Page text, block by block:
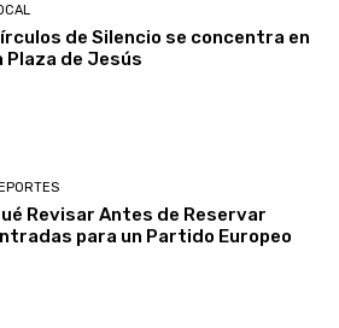
de Silencio se concentra en
Plaza de Jesús
Revisar Antes de Reservar
para un Partido Europeo